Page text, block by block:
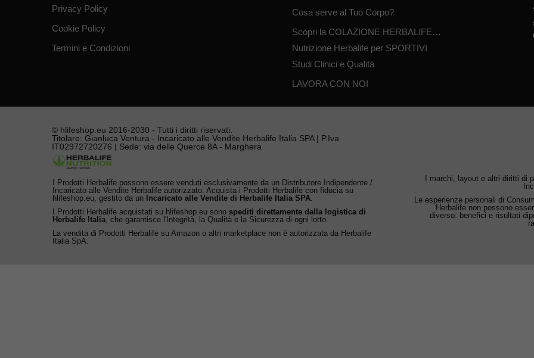
Privacy Policy
Cookie Policy
Termini e Condizioni
Cosa serve al Tuo Corpo?
Scopri la COLAZIONE HERBALIFE…
Nutrizione Herbalife per SPORTIVI
Studi Clinici e Qualità
LAVORA CON NOI
© hlifeshop.eu 2016-2030 - Tutti i diritti riservati.
Titolare: Gianluca Ventura - Incaricato alle Vendite Herbalife Italia SPA | P.Iva
IT02972720276 | Sede: via delle Querce 8A - Marghera
I Prodotti Herbalife possono essere venduti esclusivamente da un Distributore Indipendente /
Incaricato alle Vendite Herbalife autorizzato. Acquista i Prodotti Herbalife con fiducia su
hlifeshop.eu, gestito da un Incaricato alle Vendite di Herbalife Italia SPA.
I Prodotti Herbalife acquistati su hlifeshop.eu sono spediti direttamente dalla logistica di
Herbalife Italia, che garantisce l'Integrità, la Qualità e la Sicurezza di ogni lotto.
La vendita di Prodotti Herbalife su Amazon o altri marketplace non è autorizzata da Herbalife
Italia SpA.
I marchi, layout e altri diritti di
Le esperienze personali di
Herbalife non possono
diverso: benefici e risultati